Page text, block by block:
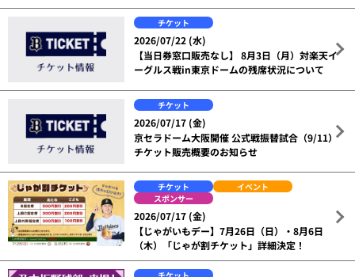
チケット
2026/07/22 (水)
【当日券窓口販売なし】 8月3日（月）対楽天イ
ーグルス戦in東京ドームの残席状況について
チケット
2026/07/17 (金)
京セラドーム大阪開催 公式戦振替試合（9/11）
チケット販売概要のお知らせ
チケット
イベント
スポンサー
2026/07/17 (金)
【じゃがいもデー】7月26日（日）・8月6日
（木）「じゃが割チケット」詳細決定！